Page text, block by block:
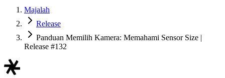
Majalah
Release
Panduan Memilih Kamera: Memahami Sensor Size |
Release #132